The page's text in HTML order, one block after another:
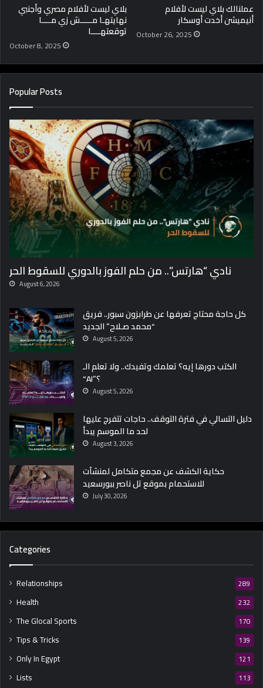
عملنالك بلاي ليست لأفلام
أنيميشن أخدت أوسكار
October 26, 2025
بلاي ليست لأفلام مصري وأجنبي
نهايتهـا مـــــش زي مــــا
توقعتهــــا
October 8, 2025
Popular Posts
نادي “هارتس”.. من حلم الفوز بالدوري للسقوط الحر
August 6, 2026
كل حاجة محتاج تعرفها عن طرابزون سبور.. فريق
“محمد صـلاح” الجديد
August 5, 2026
الكتب دورها إيه؟ تعلمك وتفيدك.. ولا تعلم الـ
“AI”؟
August 5, 2026
دليل التسالي في فترة التوقف.. حاجات تتفرج عليها
لحد ما الموسم يبدأ
August 3, 2026
حكاية الكشف عن مجمع متكامل لمنشآت
للاستحمام بموقع تل ناصر ببورسعيد
July 30, 2026
Categories
Relationships 289
Health 232
The Glocal Sports 170
Tips & Tricks 139
Only In Egypt 121
Lists 113